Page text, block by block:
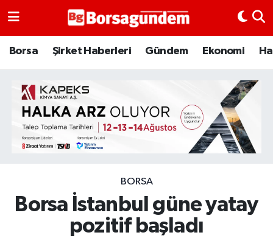
Borsa Şirket Haberleri Gündem Ekonomi
BORSA
Borsa İstanbul güne yatay
pozitif başladı
Borsa
Emtia
Galeri
Bitcoin
Şirket Haberleri